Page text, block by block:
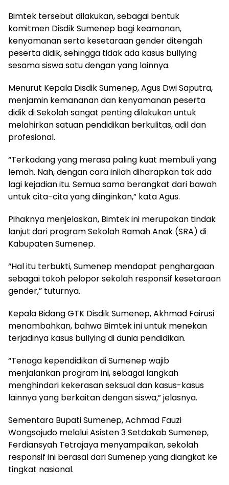
Bimtek tersebut dilakukan, sebagai bentuk
komitmen Disdik Sumenep bagi keamanan,
kenyamanan serta kesetaraan gender ditengah
peserta didik, sehingga tidak ada kasus bullying
sesama siswa satu dengan yang lainnya.
Menurut Kepala Disdik Sumenep, Agus Dwi Saputra,
menjamin kemananan dan kenyamanan peserta
didik di Sekolah sangat penting dilakukan untuk
melahirkan satuan pendidikan berkulitas, adil dan
profesional.
“Terkadang yang merasa paling kuat membuli yang
lemah. Nah, dengan cara inilah diharapkan tak ada
lagi kejadian itu. Semua sama berangkat dari bawah
untuk cita-cita yang diinginkan,” kata Agus.
Pihaknya menjelaskan, Bimtek ini merupakan tindak
lanjut dari program Sekolah Ramah Anak (SRA) di
Kabupaten Sumenep.
“Hal itu terbukti, Sumenep mendapat penghargaan
sebagai tokoh pelopor sekolah responsif kesetaraan
gender,” tuturnya.
Kepala Bidang GTK Disdik Sumenep, Akhmad Fairusi
menambahkan, bahwa Bimtek ini untuk menekan
terjadinya kasus bullying di dunia pendidikan.
“Tenaga kependidikan di Sumenep wajib
menjalankan program ini, sebagai langkah
menghindari kekerasan seksual dan kasus-kasus
lainnya yang berkaitan dengan siswa,” jelasnya.
Sementara Bupati Sumenep, Achmad Fauzi
Wongsojudo melalui Asisten 3 Setdakab Sumenep,
Ferdiansyah Tetrajaya menyampaikan, sekolah
responsif ini berasal dari Sumenep yang diangkat ke
tingkat nasional.